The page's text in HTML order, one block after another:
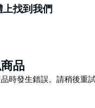
地委員會、新南威爾斯
步道和野網探險公園合作
Guulabaa）無尾熊保護
您可以從觀景台觀察當地
找到我們
品
時發生錯誤。請稍後重試